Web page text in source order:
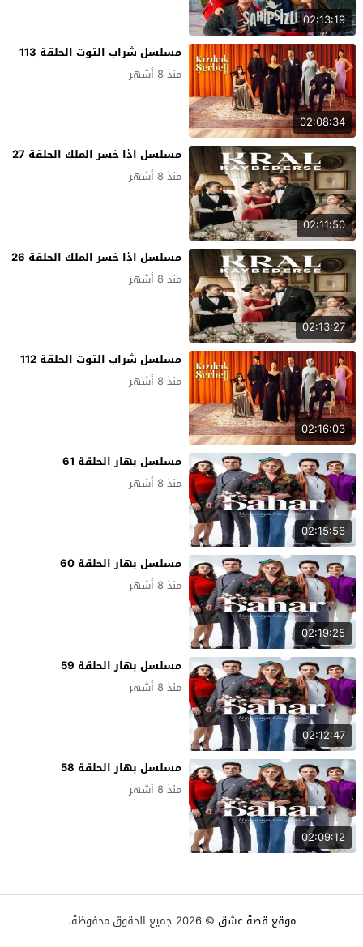
02:13:19
02:08:34
مسلسل شراب التوت الحلقة 113
منذ 8 أشهر
02:11:50
مسلسل اذا خسر الملك الحلقة 27
منذ 8 أشهر
02:13:27
مسلسل اذا خسر الملك الحلقة 26
منذ 8 أشهر
02:16:03
مسلسل شراب التوت الحلقة 112
منذ 8 أشهر
02:15:56
مسلسل بهار الحلقة 61
منذ 8 أشهر
02:19:25
مسلسل بهار الحلقة 60
منذ 8 أشهر
02:12:47
مسلسل بهار الحلقة 59
منذ 8 أشهر
02:09:12
مسلسل بهار الحلقة 58
منذ 8 أشهر
موقع قصة عشق © 2026 جميع الحقوق محفوظة.